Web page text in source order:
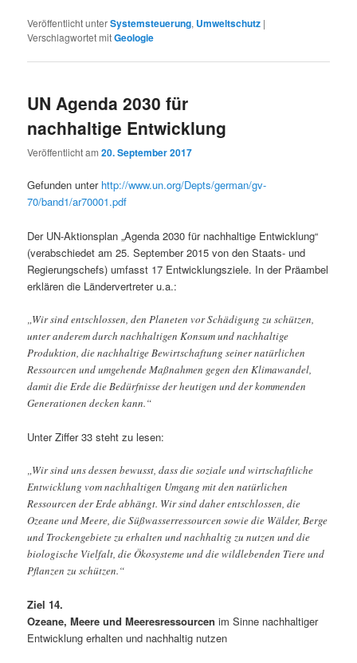
Veröffentlicht unterSystemsteuerung, Umweltschutz |
Verschlagwortet mitGeologie
UN Agenda 2030 für
nachhaltige Entwicklung
Veröffentlicht am20. September 2017
Gefunden unter http://www.un.org/Depts/german/gv-
70/band1/ar70001.pdf
Der UN-Aktionsplan „Agenda 2030 für nachhaltige Entwicklung“
(verabschiedet am 25. September 2015 von den Staats- und
Regierungschefs) umfasst 17 Entwicklungsziele. In der Präambel
erklären die Ländervertreter u.a.:
„Wir sind entschlossen, den Planeten vor Schädigung zu schützen,
unter anderem durch nachhaltigen Konsum und nachhaltige
Produktion, die nachhaltige Bewirtschaftung seiner natürlichen
Ressourcen und umgehende Maßnahmen gegen den Klimawandel,
damit die Erde die Bedürfnisse der heutigen und der kommenden
Generationen decken kann.“
Unter Ziffer 33 steht zu lesen:
„Wir sind uns dessen bewusst, dass die soziale und wirtschaftliche
Entwicklung vom nachhaltigen Umgang mit den natürlichen
Ressourcen der Erde abhängt. Wir sind daher entschlossen, die
Ozeane und Meere, die Süßwasserressourcen sowie die Wälder, Berge
und Trockengebiete zu erhalten und nachhaltig zu nutzen und die
biologische Vielfalt, die Ökosysteme und die wildlebenden Tiere und
Pflanzen zu schützen.“
Ziel 14.
Ozeane, Meere und Meeresressourcen im Sinne nachhaltiger
Entwicklung erhalten und nachhaltig nutzen